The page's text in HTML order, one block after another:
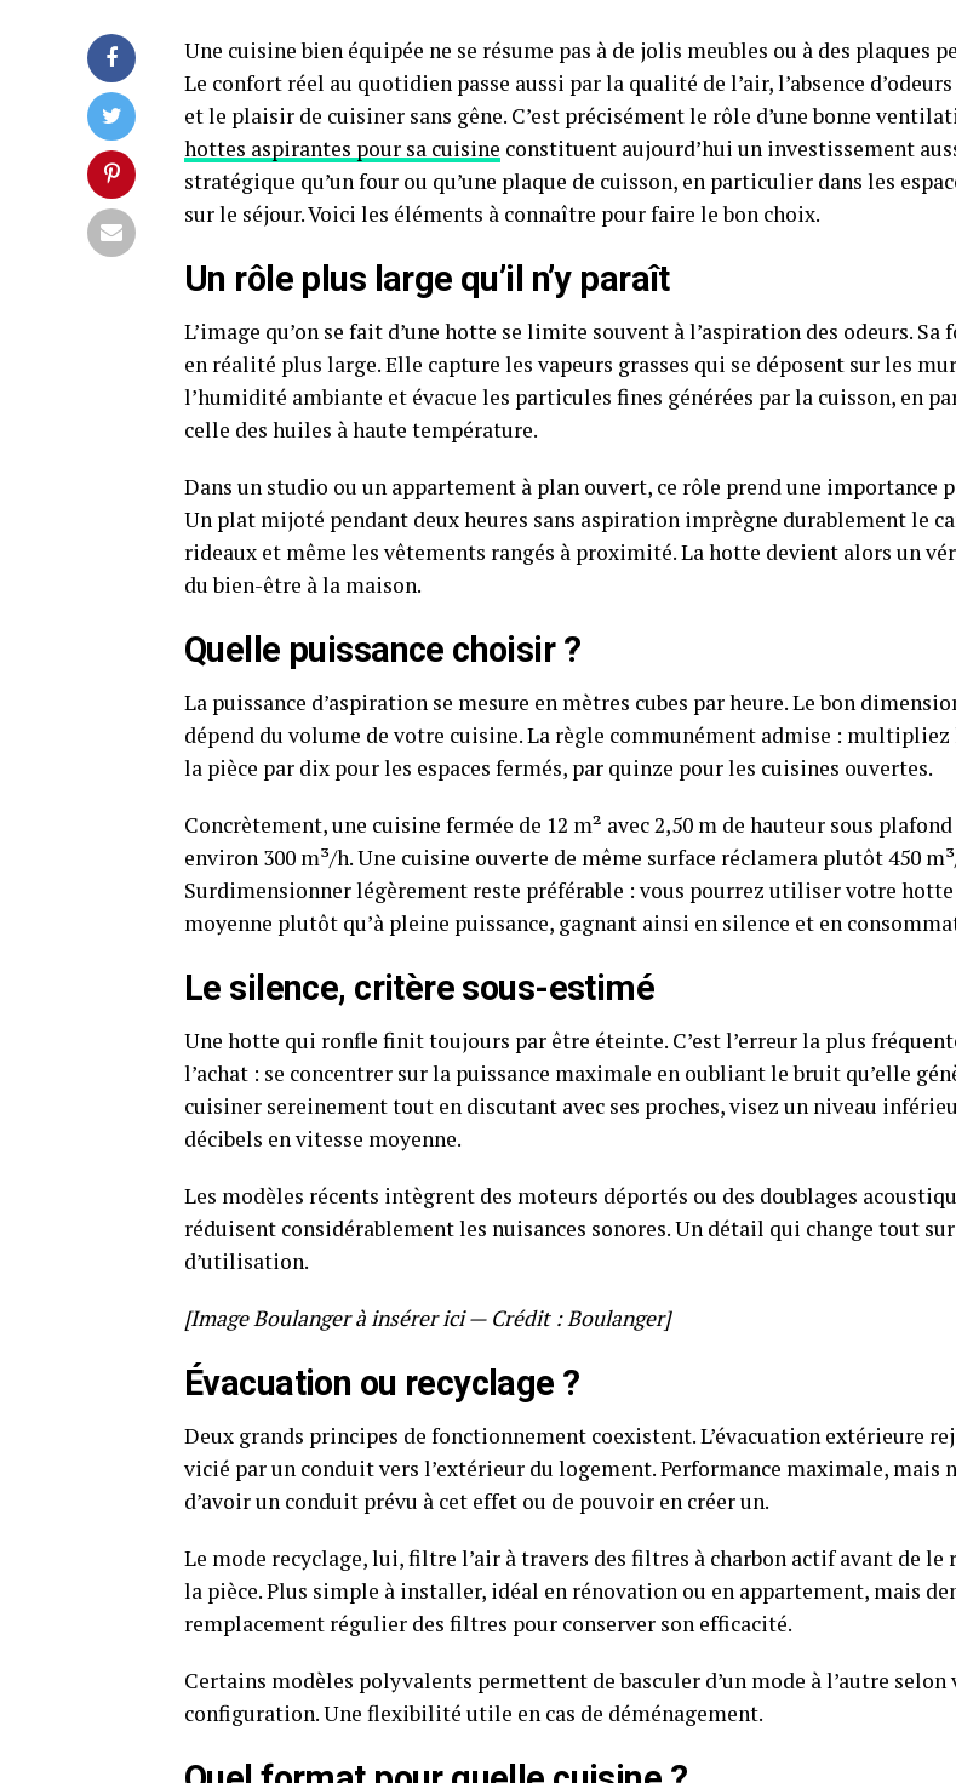
Une cuisine bien équipée ne se résume pas à de jolis meubles ou à des plaques
Le confort réel au quotidien passe aussi par la qualité de l’air, l’absence
et le plaisir de cuisiner sans gêne. C’est précisément le rôle d’une bonne
hottes aspirantes pour sa cuisine constituent aujourd’hui un investissement
stratégique qu’un four ou qu’une plaque de cuisson, en particulier dans les
sur le séjour. Voici les éléments à connaître pour faire le bon choix.
Un rôle plus large qu’il n’y paraît
L’image qu’on se fait d’une hotte se limite souvent à l’aspiration des odeurs. Sa
en réalité plus large. Elle capture les vapeurs grasses qui se déposent sur les
l’humidité ambiante et évacue les particules fines générées par la cuisson, en
celle des huiles à haute température.
Dans un studio ou un appartement à plan ouvert, ce rôle prend une importance
Un plat mijoté pendant deux heures sans aspiration imprègne durablement le
rideaux et même les vêtements rangés à proximité. La hotte devient alors un
du bien-être à la maison.
Quelle puissance choisir ?
La puissance d’aspiration se mesure en mètres cubes par heure. Le bon
dépend du volume de votre cuisine. La règle communément admise : multipliez
la pièce par dix pour les espaces fermés, par quinze pour les cuisines ouvertes.
Concrètement, une cuisine fermée de 12 m² avec 2,50 m de hauteur sous
environ 300 m³/h. Une cuisine ouverte de même surface réclamera plutôt 450
Surdimensionner légèrement reste préférable : vous pourrez utiliser votre hotte
moyenne plutôt qu’à pleine puissance, gagnant ainsi en silence et en
Le silence, critère sous-estimé
Une hotte qui ronfle finit toujours par être éteinte. C’est l’erreur la plus
l’achat : se concentrer sur la puissance maximale en oubliant le bruit qu’elle
cuisiner sereinement tout en discutant avec ses proches, visez un niveau
décibels en vitesse moyenne.
Les modèles récents intègrent des moteurs déportés ou des doublages
réduisent considérablement les nuisances sonores. Un détail qui change tout sur
d’utilisation.
[Image Boulanger à insérer ici — Crédit : Boulanger]
Évacuation ou recyclage ?
Deux grands principes de fonctionnement coexistent. L’évacuation extérieure
vicié par un conduit vers l’extérieur du logement. Performance maximale, mais
d’avoir un conduit prévu à cet effet ou de pouvoir en créer un.
Le mode recyclage, lui, filtre l’air à travers des filtres à charbon actif avant de le
la pièce. Plus simple à installer, idéal en rénovation ou en appartement, mais
remplacement régulier des filtres pour conserver son efficacité.
Certains modèles polyvalents permettent de basculer d’un mode à l’autre selon
configuration. Une flexibilité utile en cas de déménagement.